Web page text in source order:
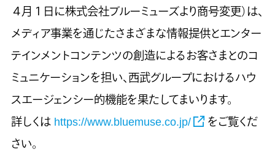
４月１日に株式会社ブルーミューズより商号変更）は、
メディア事業を通じたさまざまな情報提供とエンター
テインメントコンテンツの創造によるお客さまとのコ
ミュニケーションを担い、西武グループにおけるハウ
スエージェンシー的機能を果たしてまいります。
詳しくは https://www.bluemuse.co.jp/
をご覧くだ
さい。